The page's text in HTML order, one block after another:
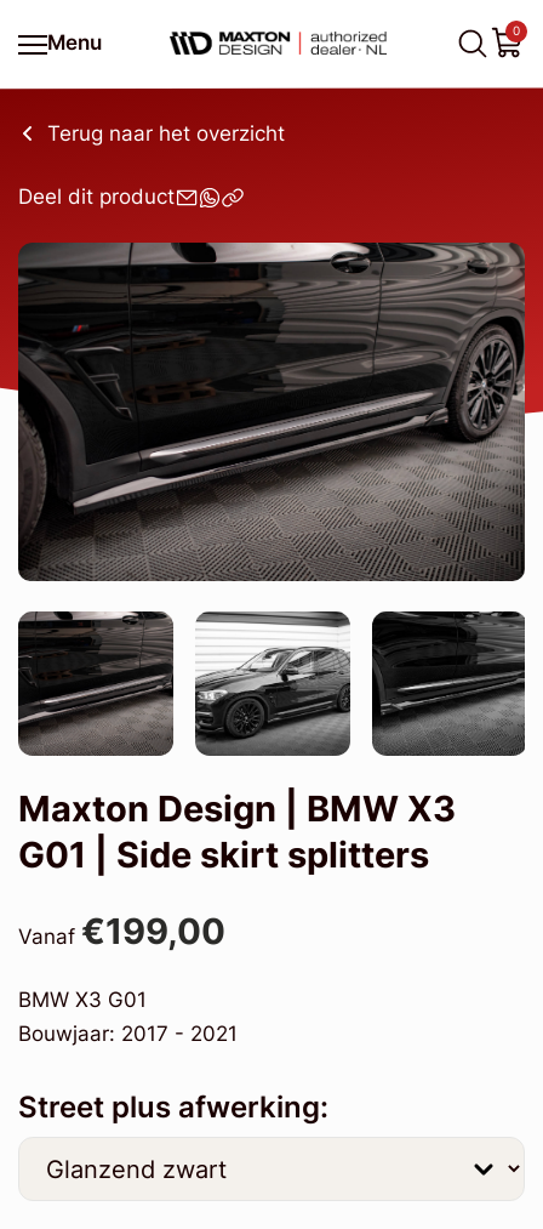
Menu
0
Terug naar het overzicht
Deel dit product
Maxton Design | BMW X3
G01 | Side skirt splitters
Vanaf €199,00
BMW X3 G01
Bouwjaar: 2017 - 2021
Street plus afwerking: